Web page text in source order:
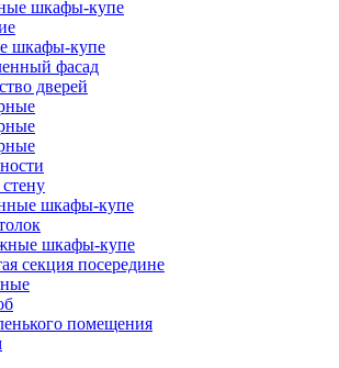
шкафы-купе
шкафы-купе
фасад
дверей
шкафы-купе
шкафы-купе
секция посередине
помещения